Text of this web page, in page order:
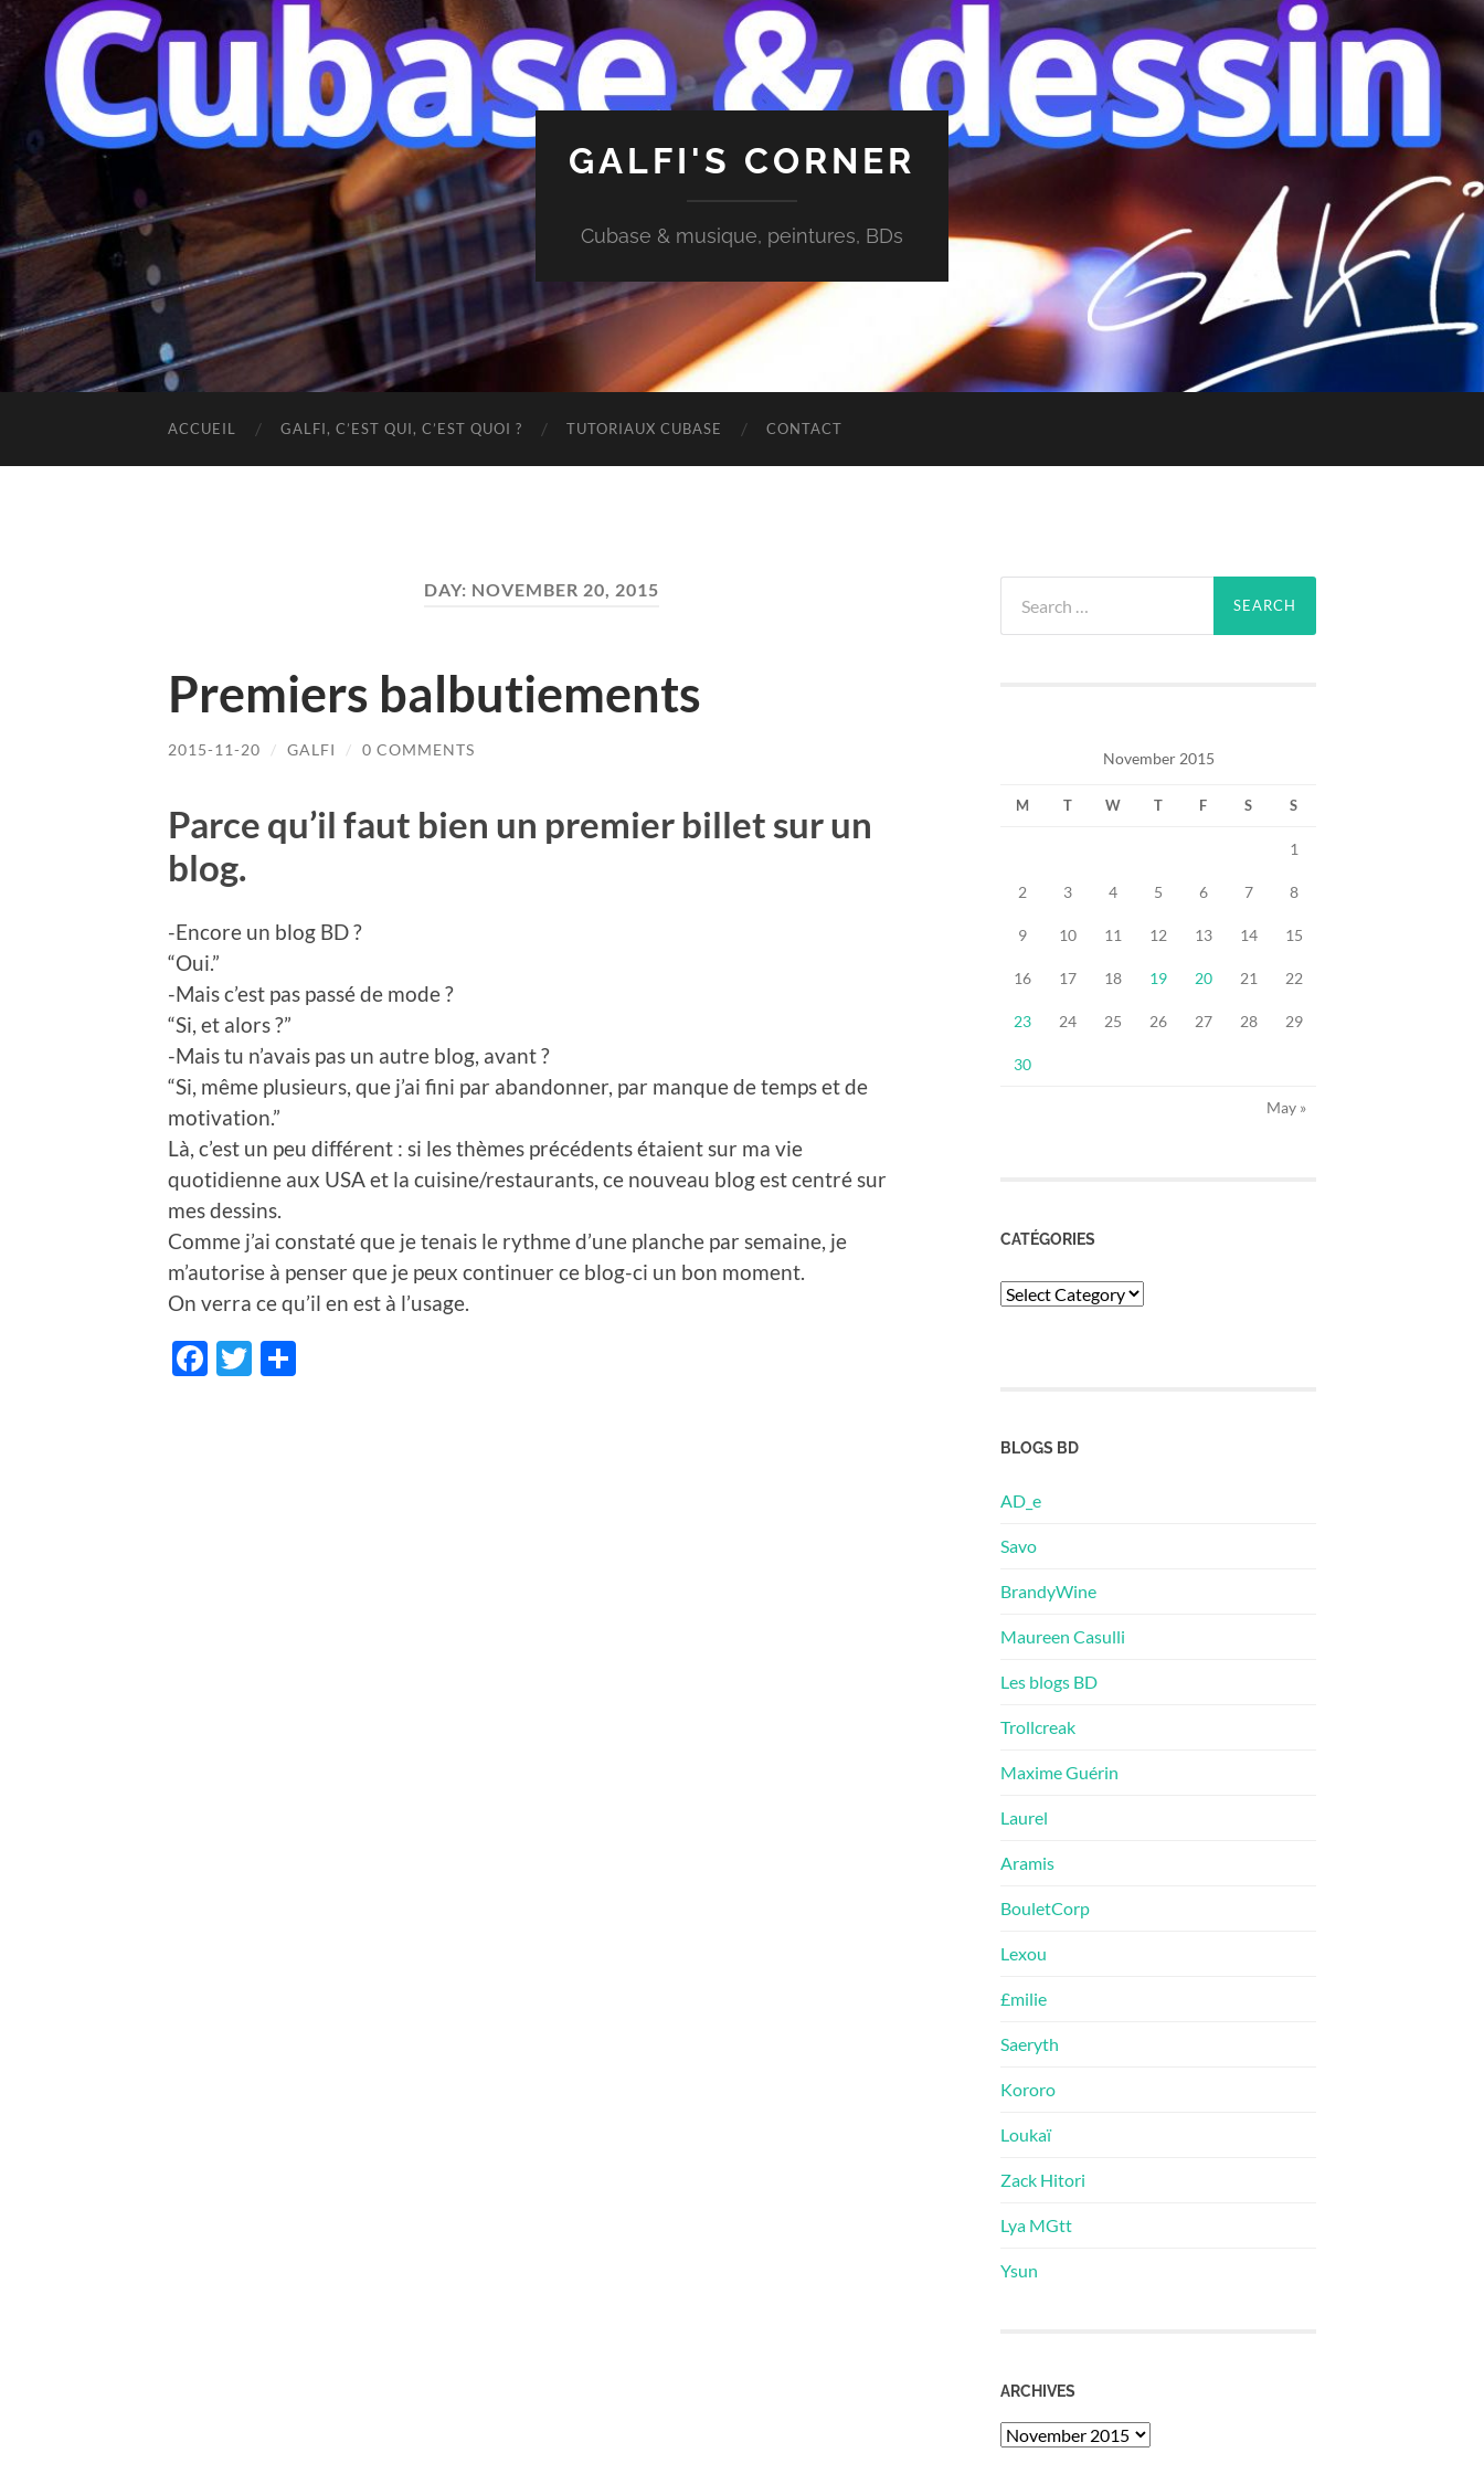
GALFI'S CORNER
Cubase & musique, peintures, BDs
ACCUEIL GALFI, C’EST QUI, C’EST QUOI ? TUTORIAUX CUBASE CONTACT
DAY: NOVEMBER 20, 2015
Premiers balbutiements
2015-11-20 / GALFI / 0 COMMENTS
Parce qu’il faut bien un premier billet sur un
blog.
-Encore un blog BD ?
“Oui.”
-Mais c’est pas passé de mode ?
“Si, et alors ?”
-Mais tu n’avais pas un autre blog, avant ?
“Si, même plusieurs, que j’ai fini par abandonner, par manque de temps et de
motivation.”
Là, c’est un peu différent : si les thèmes précédents étaient sur ma vie
quotidienne aux USA et la cuisine/restaurants, ce nouveau blog est centré sur
mes dessins.
Comme j’ai constaté que je tenais le rythme d’une planche par semaine, je
m’autorise à penser que je peux continuer ce blog-ci un bon moment.
On verra ce qu’il en est à l’usage.
Facebook
Twitter
for:
November 2015
M T W T F S S
1
2 3 4 5 6 7 8
9 10 11 12 13 14 15
16 17 18 19 20 21 22
23 24 25 26 27 28 29
30
May »
CATÉGORIES
Catégories
BLOGS BD
AD_e
Savo
BrandyWine
Maureen Casulli
Les blogs BD
Trollcreak
Maxime Guérin
Laurel
Aramis
BouletCorp
Lexou
£milie
Saeryth
Kororo
Loukaï
Zack Hitori
Lya MGtt
Ysun
ARCHIVES
Archives